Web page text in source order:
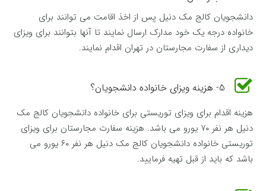
دانشجویان کالج مک دنیل پس از اخذ اقامت می توانند برای
خانواده درجه یک خود مدارک ارسال نمایند تا آنها بتوانند برای ویزای
دیداری از سفارت مجارستان در تهران اقدام نمایند.
5- هزینه ویزای خانواده دانشجویان؟
هزینه اقدام برای ویزای توریستی برای خانواده دانشجویان کالج مک
دنیل هر نفر ۷۰ یورو می باشد. هزینه سفارت مجارستان برای ویزای
توریستی خانواده دانشجویان کالج مک دنیل هر نفر ۶۰ یورو می
باشد که باید از قبل تهیه فرمایید.